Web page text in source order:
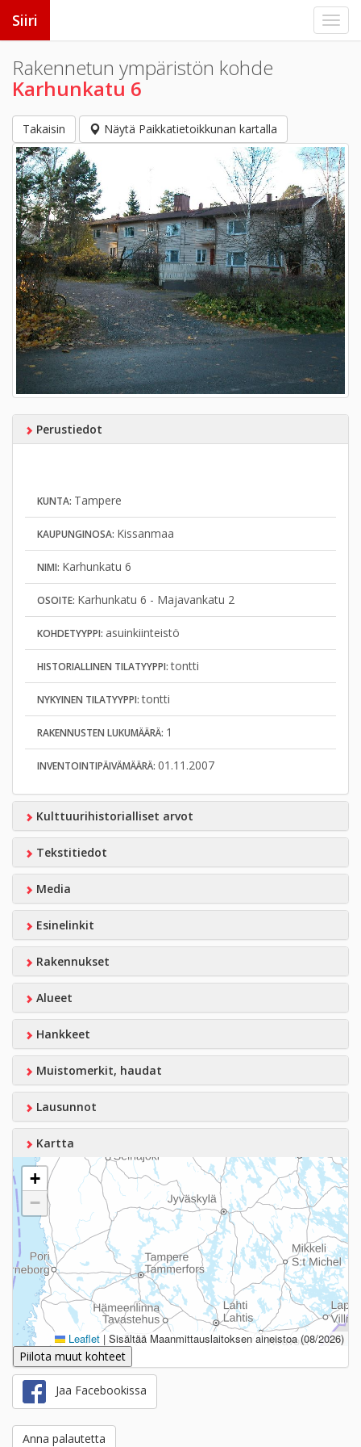
Siiri
Rakennetun ympäristön kohde
Karhunkatu 6
Takaisin Näytä Paikkatietoikkunan kartalla
Perustiedot
KUNTA: Tampere
KAUPUNGINOSA: Kissanmaa
NIMI: Karhunkatu 6
OSOITE: Karhunkatu 6 - Majavankatu 2
KOHDETYYPPI: asuinkiinteistö
HISTORIALLINEN TILATYYPPI:tontti
NYKYINEN TILATYYPPI:tontti
RAKENNUSTEN LUKUMÄÄRÄ: 1
INVENTOINTIPÄIVÄMÄÄRÄ: 01.11.2007
Kulttuurihistorialliset arvot
Tekstitiedot
Media
Esinelinkit
Rakennukset
Alueet
Hankkeet
Muistomerkit, haudat
Lausunnot
Kartta
+
−
Leaflet | Sisältää Maanmittauslaitoksen aineistoa (08/2026)
Piilota muut kohteet
Jaa Facebookissa
Anna palautetta